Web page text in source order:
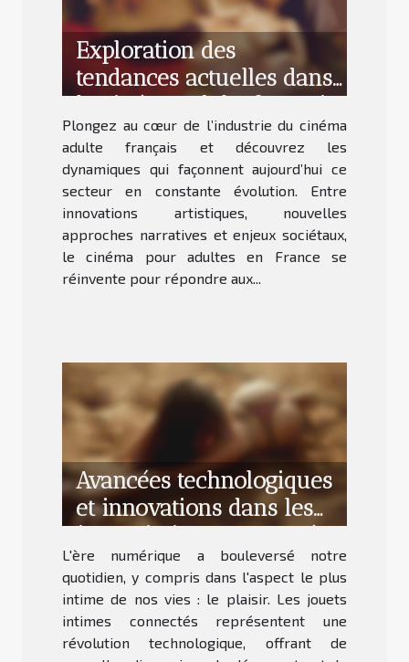
Exploration des
tendances actuelles dans
le cinéma adulte français
Plongez au cœur de l’industrie du cinéma
adulte français et découvrez les
dynamiques qui façonnent aujourd’hui ce
secteur en constante évolution. Entre
innovations artistiques, nouvelles
approches narratives et enjeux sociétaux,
le cinéma pour adultes en France se
réinvente pour répondre aux...
Avancées technologiques
et innovations dans les
jouets intimes connectés
L'ère numérique a bouleversé notre
quotidien, y compris dans l'aspect le plus
intime de nos vies : le plaisir. Les jouets
intimes connectés représentent une
révolution technologique, offrant de